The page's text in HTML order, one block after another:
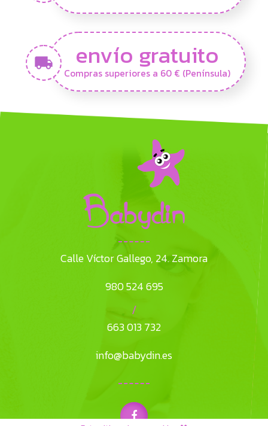
envío gratuito
Compras superiores a 60 € (Península)
Calle Víctor Gallego, 24. Zamora
980 524 695
/
663 013 732
info@babydin.es